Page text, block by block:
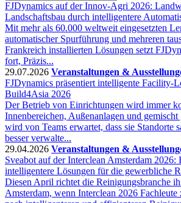
FJDynamics auf der Innov-Agri 2026:
Landschaftsbau durch intelligentere
Mit mehr als 60.000 weltweit eingesetzten
automatischer Spurführung und mehreren
Frankreich installierten Lösungen setzt
fort, Präzis...
29.07.2026 Veranstaltungen &
FJDynamics präsentiert intelligente Facility-
Build4Asia 2026
Der Betrieb von Einrichtungen wird immer
Innenbereichen, Außenanlagen und gemischt
wird von Teams erwartet, dass sie Standorte
besser verwalte...
29.04.2026 Veranstaltungen &
Sveabot auf der Interclean Amsterdam 2026:
intelligentere Lösungen für die gewerbliche
Diesen April richtet die Reinigungsbranche
Amsterdam, wenn Interclean 2026 Fachleute